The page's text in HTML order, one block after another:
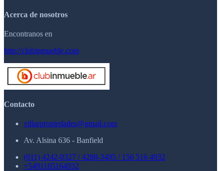
Acerca de nosotros
Encontranos en
http://clubinmueble.com
Contacto
villarpropiedades@gmail.com
Av. Alsina 636 - Banfield
(011) 4242-0327 / 4288-3495 / 156 516 4932
+5491165164932